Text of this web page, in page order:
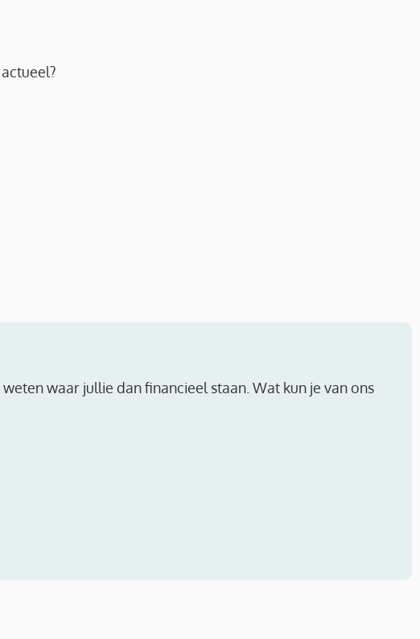
waar jullie dan financieel staan. Wat kun je van ons